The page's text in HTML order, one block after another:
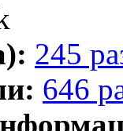
245
646